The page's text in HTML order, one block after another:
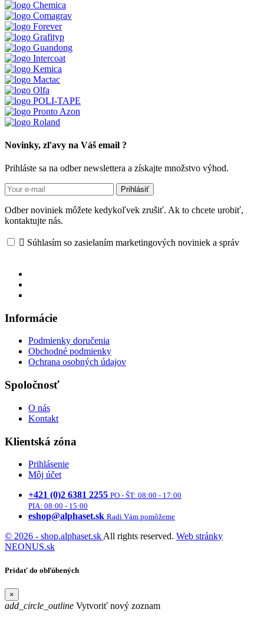
Novinky, zľavy na Váš email ?
Prihláste sa na odber newslettera a získajte množstvo výhod.
Prihlásiť
Odber noviniek môžete kedykoľvek zrušiť. Ak to chcete urobiť,
kontaktujte nás.
 Súhlasím so zasielaním marketingových noviniek a správ
Informácie
Podmienky doručenia
Obchodné podmienky
Ochrana osobných údajov
Spoločnosť
O nás
Kontakt
Klientská zóna
Prihlásenie
Môj účet
+421 (0)2 6381 2255 PO - ŠT: 08:00 - 17:00
PIA: 08:00 - 15:00
eshop@alphaset.sk Radi Vám pomôžeme
© 2026 - shop.alphaset.sk All rights reserved. Web stránky
NEONUS.sk
Pridať do obľúbených
×
add_circle_outline Vytvoriť nový zoznam